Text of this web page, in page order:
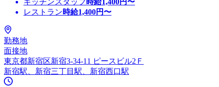
レストラン時給1,400円〜
勤務地
面接地
東京都新宿区新宿3-34-11 ピースビル2Ｆ
新宿駅、新宿三丁目駅、新宿西口駅